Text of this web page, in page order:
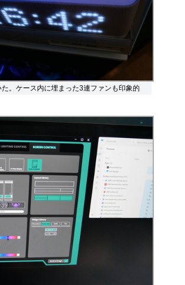
。ケース内に埋まった3連ファンも印象的